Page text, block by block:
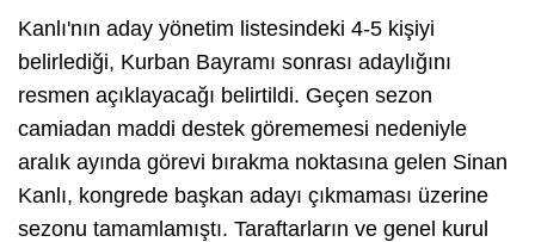
Kanlı'nın aday yönetim listesindeki 4-5 kişiyi
belirlediği, Kurban Bayramı sonrası adaylığını
resmen açıklayacağı belirtildi. Geçen sezon
camiadan maddi destek görememesi nedeniyle
aralık ayında görevi bırakma noktasına gelen Sinan
Kanlı, kongrede başkan adayı çıkmaması üzerine
sezonu tamamlamıştı. Taraftarların ve genel kurul